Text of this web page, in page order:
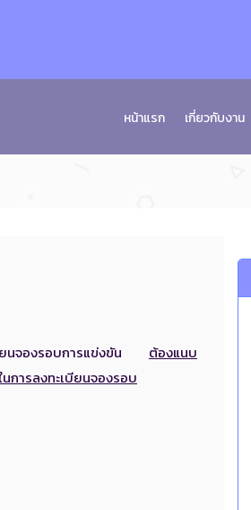
หน้าแรก เกี่ยวกับงาน
ยนจองรอบการแข่งขัน ต้องแนบ
การลงทะเบียนจองรอบ